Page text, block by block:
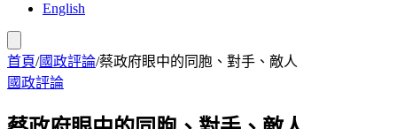
English
首頁/國政評論/蔡政府眼中的同胞、對手、敵人
國政評論